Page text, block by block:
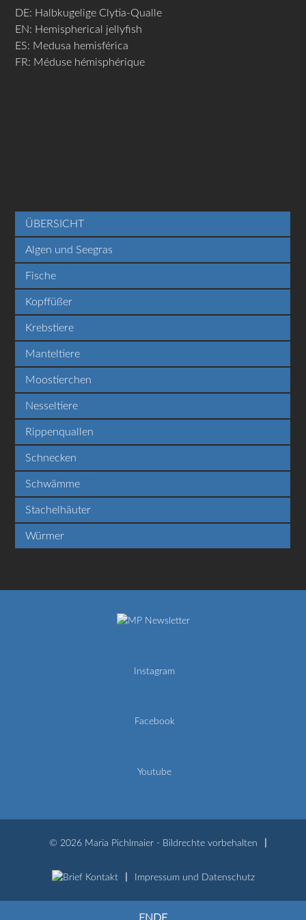
DE: Halbkugelige Clytia-Qualle
EN: Hemispherical jellyfish
ES: Medusa hemisférica
FR: Méduse hémisphérique
ÜBERSICHT
Algen und Seegras
Fische
Kopffüßer
Krebstiere
Manteltiere
Moostierchen
Nesseltiere
Rippenquallen
Schnecken
Schwämme
Stachelhäuter
Würmer
Newsletter
Instagram
Facebook
Youtube
© 2026 Maria Pichlmaier - Bildrechte vorbehalten
Kontakt Impressum und Datenschutz